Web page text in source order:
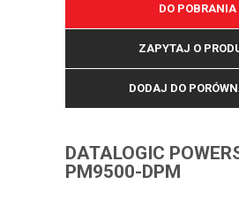
DO POBRANIA
ZAPYTAJ O
DODAJ DO
DATALOGIC
PM9500-DPM